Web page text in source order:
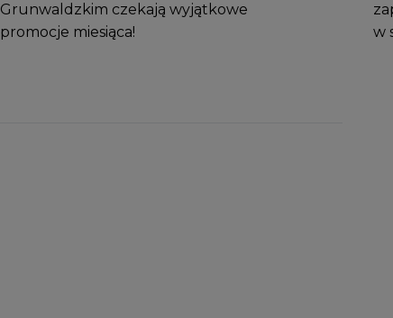
Grunwaldzkim czekają wyjątkowe
promocje miesiąca!
w